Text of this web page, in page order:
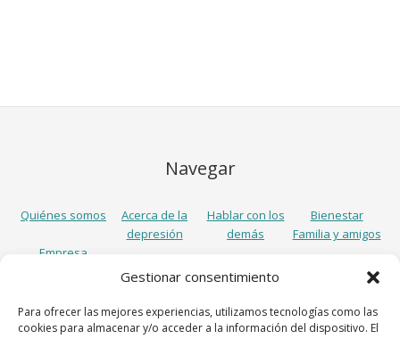
Gestionar consentimiento
Para ofrecer las mejores experiencias, utilizamos tecnologías como las
cookies para almacenar y/o acceder a la información del dispositivo. El
Navegar
Quiénes somos
Acerca de la
depresión
Hablar con los
demás
Bienestar
Familia y amigos
Empresa
Síguenos